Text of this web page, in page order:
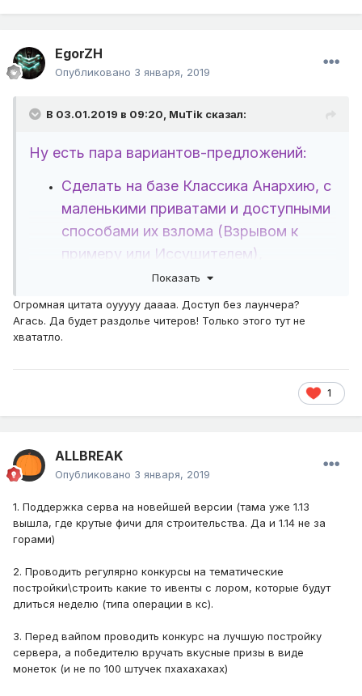
EgorZH
Опубликовано 3 января, 2019
В 03.01.2019 в 09:20, MuTik сказал:
Ну есть пара вариантов-предложений:
Сделать на базе Классика Анархию, с
маленькими приватами и доступными
способами их взлома (Взрывом к
примеру или Иссушителем),
статистикой убийства, мелкой картой
и вайпы каждый месяц, с наградами
для игроков которые в топе 1-5 по
убийствам
строительства с такой вот
Перенос сервера на 1.12 без модов, но
сделать сервер доступным без
Показать
Огромная цитата оууууу даааа. Доступ без лаунчера?
Агась. Да будет раздолье читеров! Только этого тут не
хвататло.
1
ALLBREAK
Опубликовано 3 января, 2019
1. Поддержка серва на новейшей версии (тама уже 1.13
вышла, где крутые фичи для строительства. Да и 1.14 не за
горами)
2. Проводить регулярно конкурсы на тематические
постройки\строить какие то ивенты с лором, которые будут
длиться неделю (типа операции в кс).
3. Перед вайпом проводить конкурс на лучшую постройку
сервера, а победителю вручать вкусные призы в виде
монеток (и не по 100 штучек пхахахахах)